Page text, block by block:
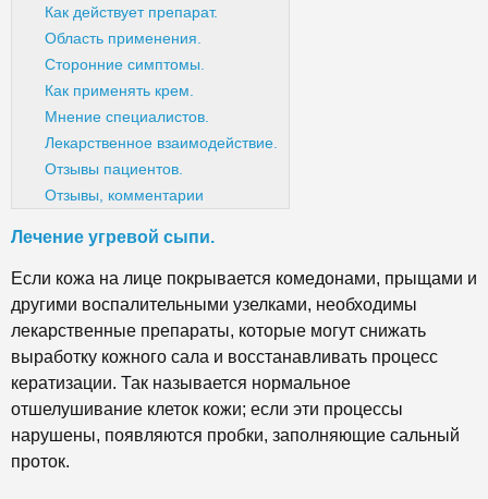
Как действует препарат.
Область применения.
Сторонние симптомы.
Как применять крем.
Мнение специалистов.
Лекарственное взаимодействие.
Отзывы пациентов.
Отзывы, комментарии
Лечение угревой сыпи.
Если кожа на лице покрывается комедонами, прыщами и
другими воспалительными узелками, необходимы
лекарственные препараты, которые могут снижать
выработку кожного сала и восстанавливать процесс
кератизации. Так называется нормальное
отшелушивание клеток кожи; если эти процессы
нарушены, появляются пробки, заполняющие сальный
проток.